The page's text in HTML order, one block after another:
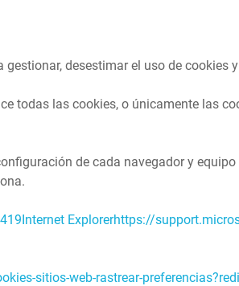
desestimar el uso de cookies
todas las cookies, o únicamente las
de cada navegador y
Explorerhttps://
sitios-web-rastrear-